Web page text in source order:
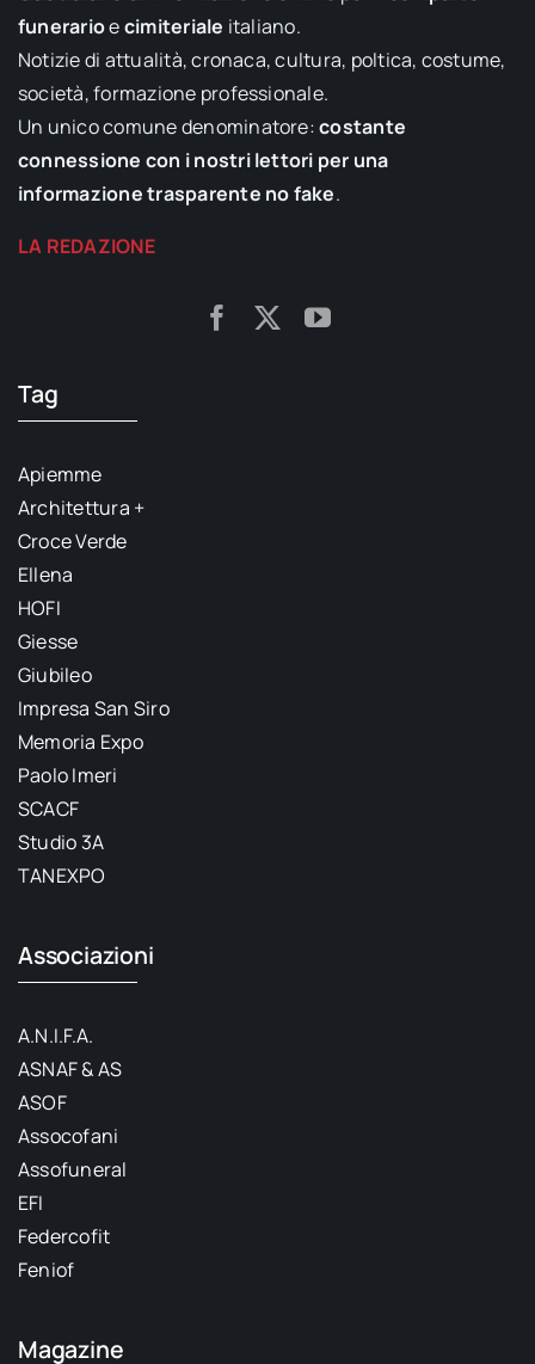
funerarioecimiteriale italiano.
Notizie di attualità, cronaca, cultura, poltica, costume,
società, formazione professionale.
Un unico comune denominatore:costante
connessione con i nostri lettori per una
informazione trasparente no fake.
LA REDAZIONE
Tag
Apiemme
Architettura +
Croce Verde
Ellena
HOFI
Giesse
Giubileo
Impresa San Siro
Memoria Expo
Paolo Imeri
SCACF
Studio 3A
TANEXPO
Associazioni
A.N.I.F.A.
ASNAF & AS
ASOF
Assocofani
Assofuneral
EFI
Federcofit
Feniof
Magazine